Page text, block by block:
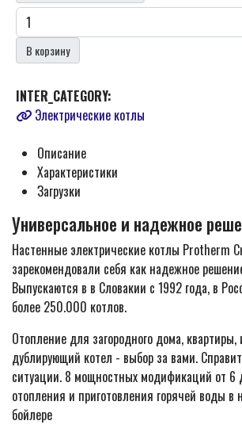
В корзину
INTER_CATEGORY:
Электрические котлы
Описание
Характеристики
Загрузки
Универсальное и надежное
Настенные электрические котлы Protherm
зарекомендовали себя как надежное
Выпускаются в в Словакии с 1992 года, в
более 250.000 котлов.
Отопление для загородного дома,
дублирующий котел - выбор за вами.
ситуации. 8 мощностных модификаций от 6
отопления и приготовления горячей воды в
бойлере